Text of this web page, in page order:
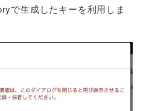
で生成したキーを利用しま